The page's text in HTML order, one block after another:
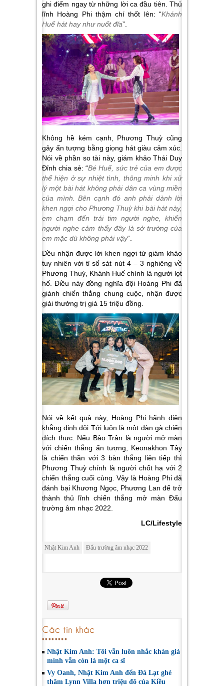
ghi điểm ngay từ những lời ca đầu tiên. Thủ
lĩnh Hoàng Phi thậm chí thốt lên: “Khánh
Huế hát hay như nuốt đĩa”.
Không hề kém cạnh, Phương Thuỳ cũng
gây ấn tượng bằng giọng hát giàu cảm xúc.
Nói về phần so tài này, giám khảo Thái Duy
Đỉnh chia sẻ: “Bé Huế, sức trẻ của em được
thể hiện ở sự nhiệt tình, thông minh khi xử
lý một bài hát không phải dân ca vùng miền
của mình. Bên cạnh đó anh phải dành lời
khen ngợi cho Phương Thuỳ khi bài hát này,
em chạm đến trái tim người nghe, khiến
người nghe cảm thấy đây là sở trường của
em mặc dù không phải vậy“.
Đều nhận được lời khen ngợi từ giám khảo
tuy nhiên với tỉ số sát nút 4 – 3 nghiêng về
Phương Thuỳ, Khánh Huế chính là người lọt
hố. Điều này đồng nghĩa đội Hoàng Phi đã
giành chiến thắng chung cuộc, nhận được
giải thưởng trị giá 15 triệu đồng.
Nói về kết quả này, Hoàng Phi hãnh diện
khẳng định đội Tới luôn là một đàn gà chiến
đích thực. Nếu Bảo Trân là người mở màn
với chiến thắng ấn tượng, Keonakhon Tây
là chiến thần với 3 bàn thắng liên tiếp thì
Phương Thuỳ chính là người chốt hạ với 2
chiến thắng cuối cùng. Vậy là Hoàng Phi đã
đánh bại Khương Ngọc, Phương Lan để trở
thành thủ lĩnh chiến thắng mở màn Đấu
trường âm nhạc 2022.
LC/Lifestyle
Nhật Kim Anh Đấu trường âm nhạc 2022
Các tin khác
Nhật Kim Anh: Tôi vẫn luôn nhắc khán giả
mình vẫn còn là một ca sĩ
Vy Oanh, Nhật Kim Anh đến Đà Lạt ghé
thăm Lynn Villa hơn triệu đô của Kiều